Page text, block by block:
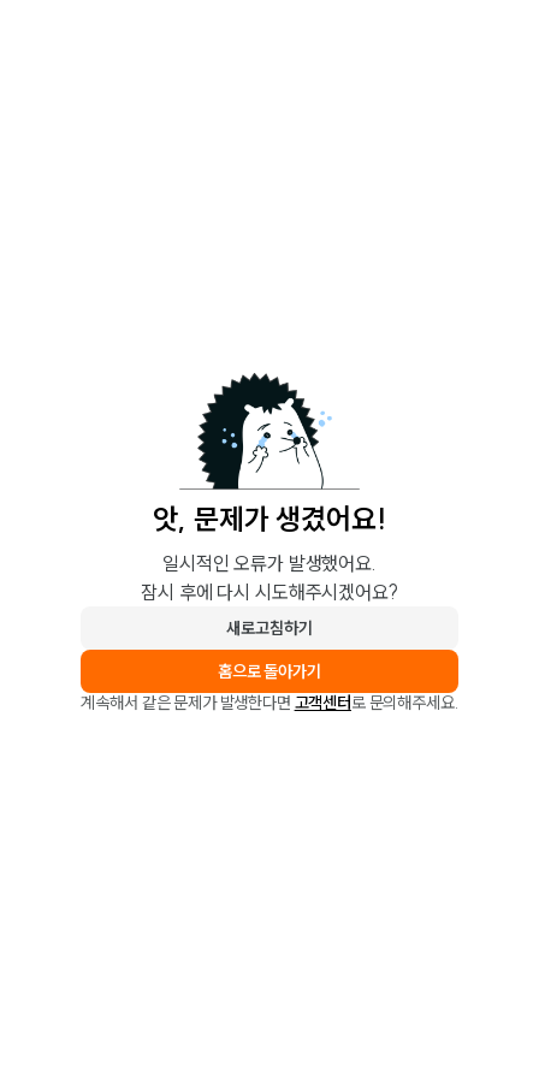
앗, 문제가 생겼어요!
일시적인 오류가 발생했어요.
잠시 후에 다시 시도해주시겠어요?
새로고침하기
홈으로 돌아가기
계속해서 같은 문제가 발생한다면 고객센터로 문의해주세요.